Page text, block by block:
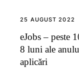
25 AUGUST 2022
eJobs – peste
8 luni ale
aplicări